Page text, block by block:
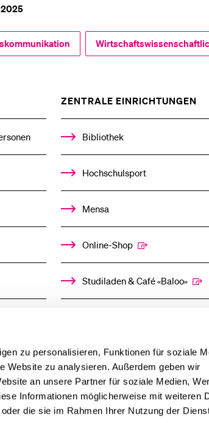
zu personalisieren, Funktionen für soziale
Website zu analysieren. Außerdem geben wir
an unsere Partner für soziale Medien,
Informationen möglicherweise mit weiteren
die sie im Rahmen Ihrer Nutzung der
ZENTRALE EINRICHTUNGEN
Bibliothek
Hochschulsport
Mensa
Online-Shop
Studiladen & Café «Baloo»